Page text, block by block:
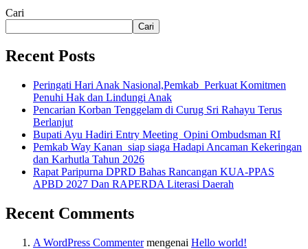
Cari
Cari
Recent Posts
Peringati Hari Anak Nasional,Pemkab Perkuat Komitmen
Penuhi Hak dan Lindungi Anak
Pencarian Korban Tenggelam di Curug Sri Rahayu Terus
Berlanjut
Bupati Ayu Hadiri Entry Meeting Opini Ombudsman RI
Pemkab Way Kanan siap siaga Hadapi Ancaman Kekeringan
dan Karhutla Tahun 2026
Rapat Paripurna DPRD Bahas Rancangan KUA-PPAS
APBD 2027 Dan RAPERDA Literasi Daerah
Recent Comments
A WordPress Commentermengenai Hello world!